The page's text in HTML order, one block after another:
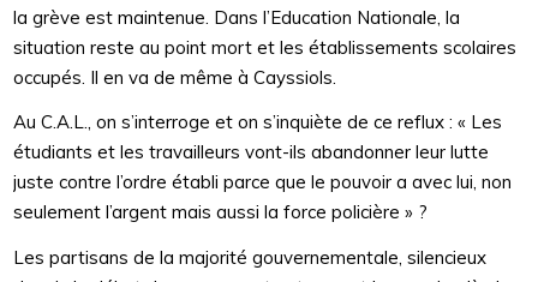
la grève est maintenue. Dans l’Education Nationale, la
situation reste au point mort et les établissements scolaires
occupés. Il en va de même à Cayssiols.
Au C.A.L., on s’interroge et on s’inquiète de ce reflux : « Les
étudiants et les travailleurs vont-ils abandonner leur lutte
juste contre l’ordre établi parce que le pouvoir a avec lui, non
seulement l’argent mais aussi la force policière » ?
Les partisans de la majorité gouvernementale, silencieux